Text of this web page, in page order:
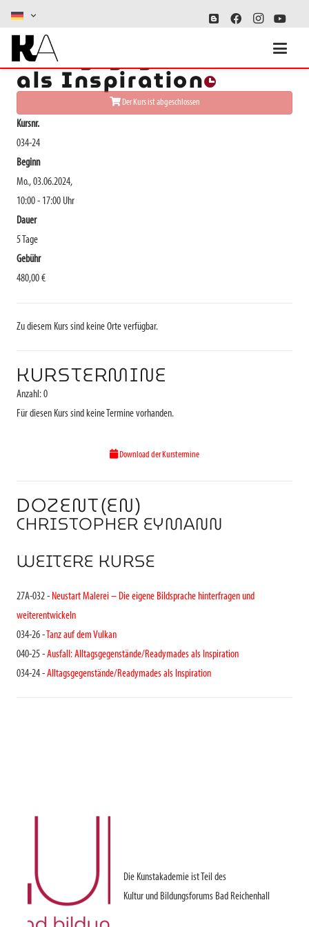
Alltagsgegenstände/
als Inspiration
Der Kurs ist abgeschlossen
Kursnr.
034-24
Beginn
Mo., 03.06.2024,
10:00 - 17:00 Uhr
Dauer
5 Tage
Gebühr
480,00 €
Zu diesem Kurs sind keine Orte verfügbar.
KURSTERMINE
Anzahl: 0
Für diesen Kurs sind keine Termine vorhanden.
Download der Kurstermine
DOZENT(EN)
CHRISTOPHER EYMANN
WEITERE KURSE
27A-032 - Neustart Malerei – Die eigene Bildsprache hinterfragen und
weiterentwickeln
034-26 - Tanz auf dem Vulkan
040-25 -Ausfall: Alltagsgegenstände/Readymades als Inspiration
034-24 -Alltagsgegenstände/Readymades als Inspiration
Die Kunstakademie ist Teil des
Kultur und Bildungsforums Bad Reichenhall